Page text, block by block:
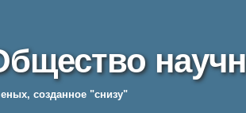
созданное "снизу"